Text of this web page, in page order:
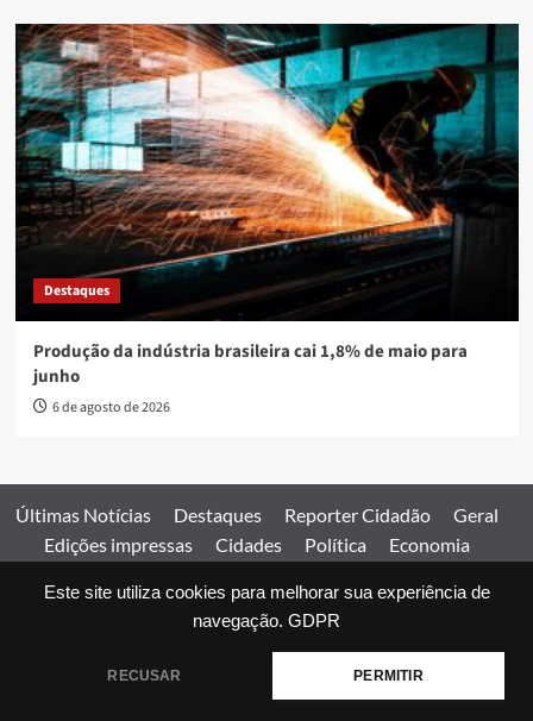
Este site utiliza cookies para melhorar sua experiência de
navegação. GDPR
RECUSAR PERMITIR
Destaques
Produção da indústria brasileira cai 1,8% de maio para
junho
6 de agosto de 2026
Últimas Notícias Destaques Reporter Cidadão
Geral
Edições impressas
Cidades Política
Economia
Comercial
Edições impressas Expediente Home
© 2026 Jornal Estado de Goiás. Todos os direitos reservados.
by AF themes.